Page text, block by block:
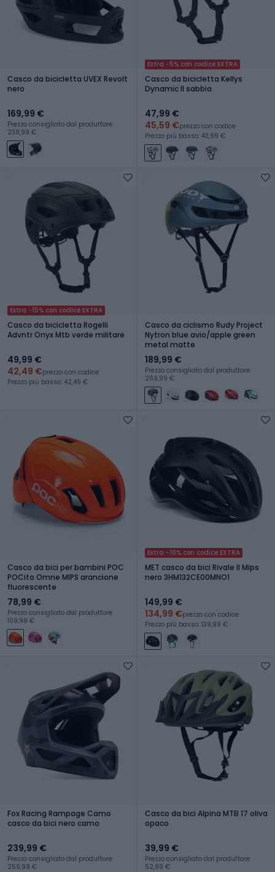
Casco da bicicletta UVEX Revolt
nero
169,99 €
Prezzo consigliato dal produttore:
239,99 €
Extra -5% con codice EXTRA
Casco da bicicletta Kellys
Dynamic II sabbia
47,99 €
45,59 €prezzo con codice
Prezzo più basso: 43,99 €
Extra -15% con codice EXTRA
Casco da bicicletta Rogelli
Advntr Onyx Mtb verde militare
49,99 €
42,49 €prezzo con codice
Prezzo più basso: 42,49 €
Casco da ciclismo Rudy Project
Nytron blue avio/apple green
metal matte
189,99 €
Prezzo consigliato dal produttore:
269,99 €
Casco da bici per bambini POC
POCito Omne MIPS arancione
fluorescente
78,99 €
Prezzo consigliato dal produttore:
109,99 €
Extra -10% con codice EXTRA
MET casco da bici Rivale II Mips
nero 3HM132CE00MNO1
149,99 €
134,99 €prezzo con codice
Prezzo più basso: 139,99 €
Fox Racing Rampage Camo
casco da bici nero camo
239,99 €
Prezzo consigliato dal produttore:
259,99 €
Casco da bici Alpina MTB 17 oliva
opaco
39,99 €
Prezzo consigliato dal produttore:
52,99 €